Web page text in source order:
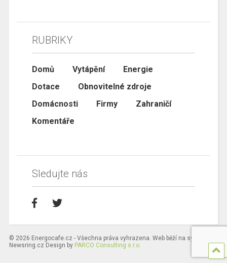
RUBRIKY
Domů Vytápění
Energie
Dotace
Obnovitelné zdroje
Domácnosti
Firmy
Zahraničí
Komentáře
Sledujte nás
© 2026 Energocafe.cz - Všechna práva vyhrazena. Web běží na systému
Newsring.cz Design by PARCO Consulting s.r.o.